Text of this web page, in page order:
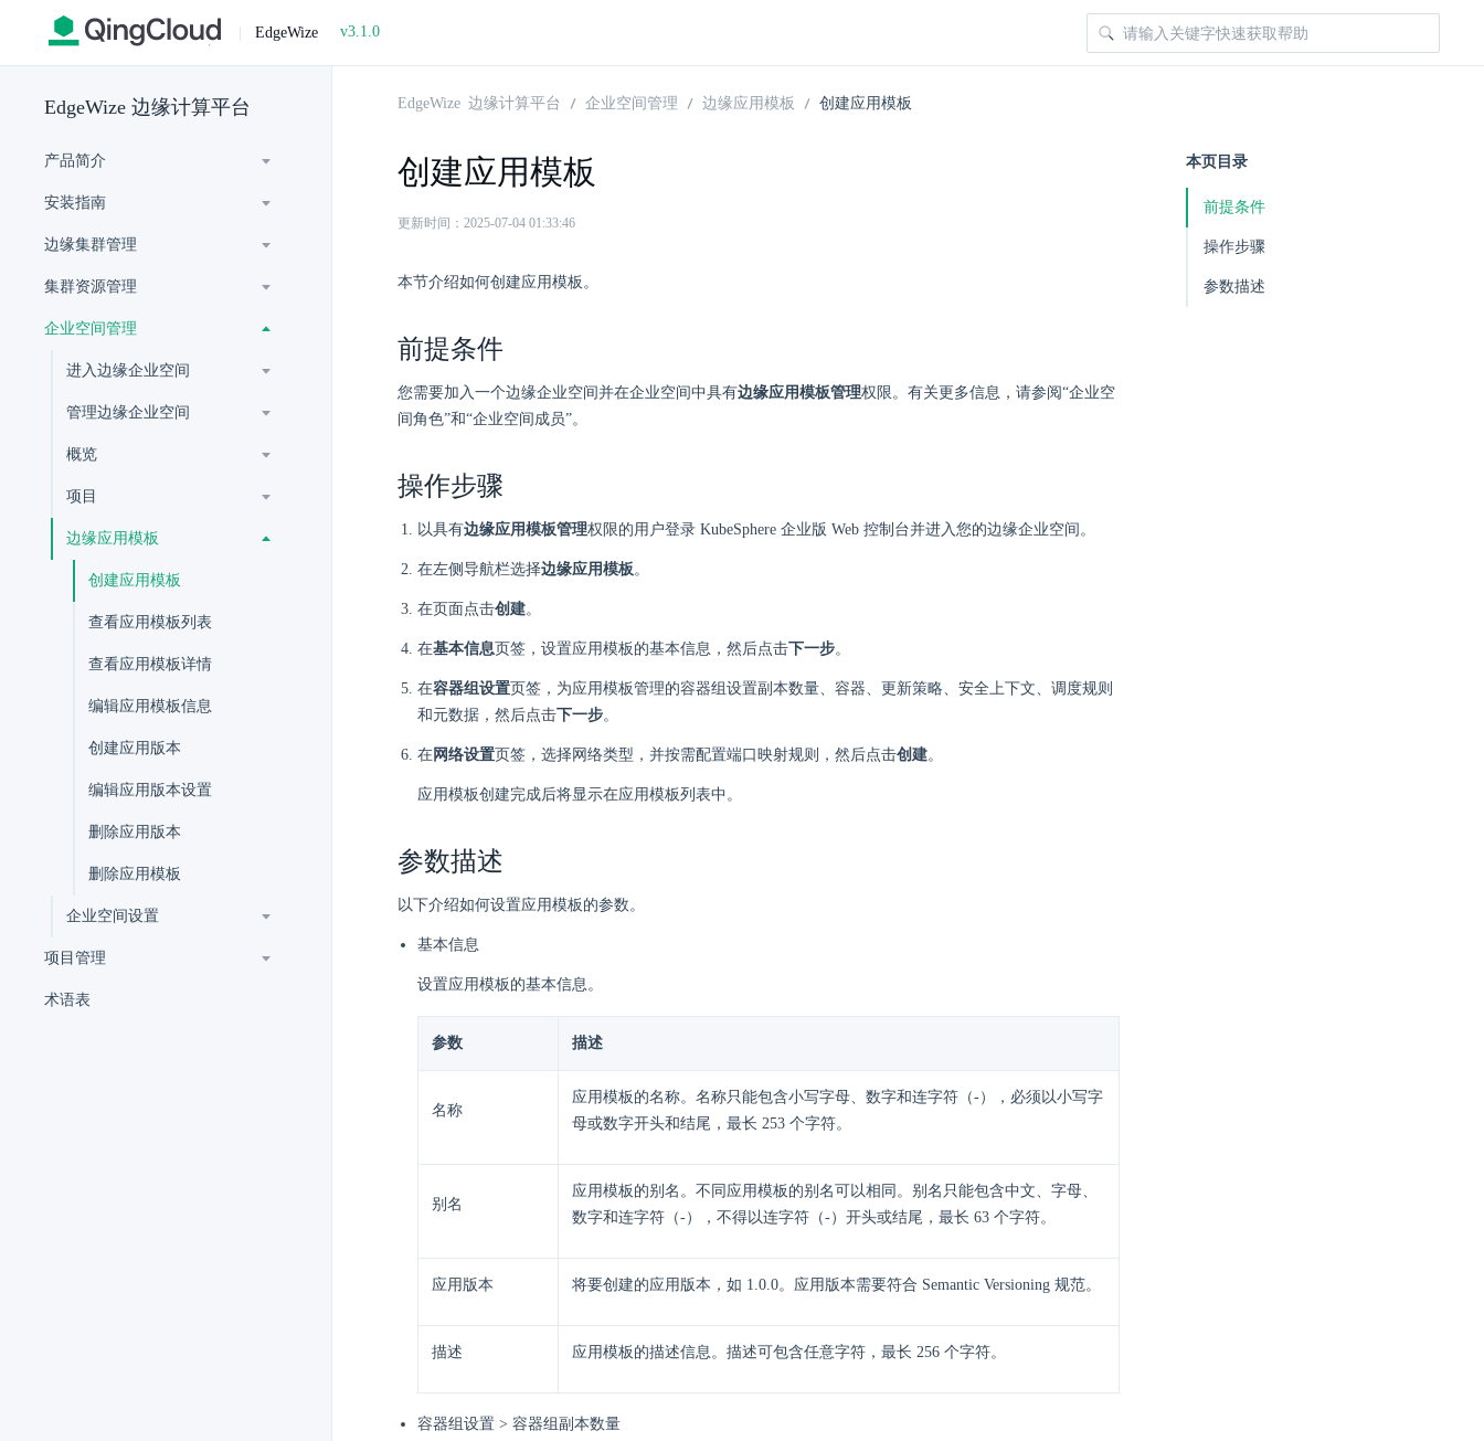
| EdgeWize v3.1.0
EdgeWize 边缘计算平台
产品简介
安装指南
边缘集群管理
集群资源管理
企业空间管理
进入边缘企业空间
管理边缘企业空间
概览
项目
边缘应用模板
创建应用模板
查看应用模板列表
查看应用模板详情
编辑应用模板信息
创建应用版本
编辑应用版本设置
删除应用版本
删除应用模板
企业空间设置
项目管理
术语表
EdgeWize 边缘计算平台 企业空间管理 边缘应用模板 创建应用模板
创建应用模板
更新时间：2025-07-04 01:33:46
本节介绍如何创建应用模板。
前提条件
您需要加入一个边缘企业空间并在企业空间中具有边缘应用模板管理权限。有关更多信息，请参阅“企业空
间角色”和“企业空间成员”。
操作步骤
以具有边缘应用模板管理权限的用户登录 KubeSphere 企业版 Web 控制台并进入您的边缘企业空间。
在左侧导航栏选择边缘应用模板。
在页面点击创建。
在基本信息页签，设置应用模板的基本信息，然后点击下一步。
在容器组设置页签，为应用模板管理的容器组设置副本数量、容器、更新策略、安全上下文、调度规则
和元数据，然后点击下一步。
在网络设置页签，选择网络类型，并按需配置端口映射规则，然后点击创建。
应用模板创建完成后将显示在应用模板列表中。
参数描述
以下介绍如何设置应用模板的参数。
基本信息
设置应用模板的基本信息。
参数 描述
名称
应用模板的名称。名称只能包含小写字母、数字和连字符（-），必须以小写字
母或数字开头和结尾，最长 253 个字符。
别名
应用模板的别名。不同应用模板的别名可以相同。别名只能包含中文、字母、
数字和连字符（-），不得以连字符（-）开头或结尾，最长 63 个字符。
应用版本 将要创建的应用版本，如 1.0.0。应用版本需要符合 Semantic Versioning 规范。
描述 应用模板的描述信息。描述可包含任意字符，最长 256 个字符。
容器组设置 > 容器组副本数量
本页目录
前提条件
操作步骤
参数描述